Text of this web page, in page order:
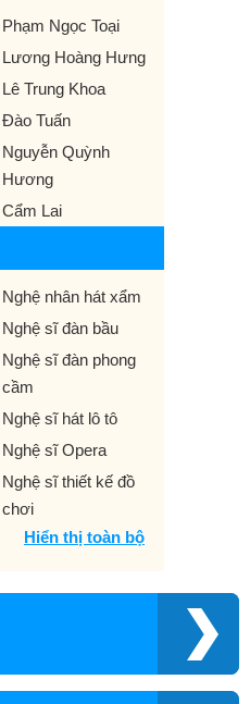
Phạm Ngọc Toại
Lương Hoàng Hưng
Lê Trung Khoa
Đào Tuấn
Nguyễn Quỳnh
Hương
Cẩm Lai
Nghệ nhân hát xẩm
Nghệ sĩ đàn bầu
Nghệ sĩ đàn phong
cầm
Nghệ sĩ hát lô tô
Nghệ sĩ Opera
Nghệ sĩ thiết kế đồ
chơi
Người dẫn chương
Người đẹp xứ Trà
nhân
Hiển thị toàn bộ